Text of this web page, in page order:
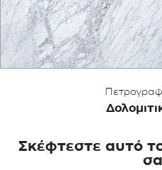
ΚΑΤΑΛΟΓΟΣ
BLOG
Σκέφτεστε αυτό